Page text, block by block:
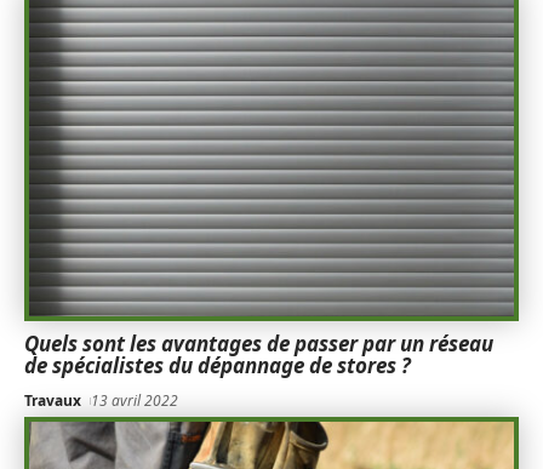
Quels sont les avantages de passer par un réseau
de spécialistes du dépannage de stores ?
Travaux 13 avril 2022